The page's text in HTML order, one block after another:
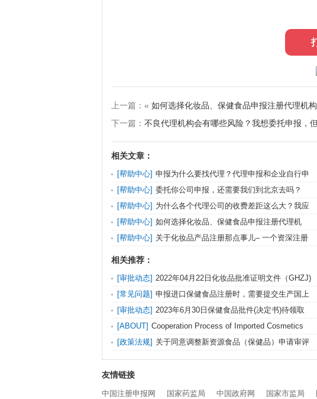
上一篇：« 如何选择化妆品、保健食品申报注册代理机构
下一篇： 不良代理机构会有哪些风险？我想委托申报，
相关文章：
[帮助中心] 申报为什么要找代理？代理申报和企业自行申
报相比有什么优势？
[帮助中心] 委托你公司申报，还需要我们到北京去吗？
[帮助中心] 为什么各个代理公司的收费差距这么大？我应
该相信谁？
[帮助中心] 如何选择化妆品、保健食品申报注册代理机
构？[帮助中心] 关于化妆品产品注册那点事儿– 一个资深注册
员谈注册（保健食品注册也可参考）
相关推荐：
[审批动态] 2022年04月22日化妆品批准证明文件（GHZJ)
待领取信息发布
[常见问题] 申报进口保健食品注册时，需要提交生产国上
市使用的包装、标签、说明书吗？是否需要翻译、公证？
[审批动态] 2023年6月30日保健食品批件(决定书)待领取
信息-1
[ABOUT] Cooperation Process of Imported Cosmetics
Registration
[政策法规] 关于同意调整新资源食品（保健品）申请审评
费项目执收部门的复函
友情链接
中国注册申报网 国家药监局 中国政府网 国家市监局